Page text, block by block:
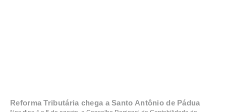
Reforma Tributária chega a Santo Antônio de Pádua